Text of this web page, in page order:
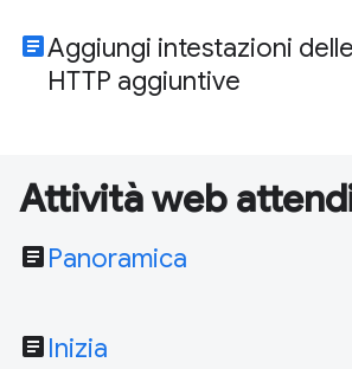
articleAggiungi intestazioni
HTTP aggiuntive
Attività web
article Panoramica
article Inizia